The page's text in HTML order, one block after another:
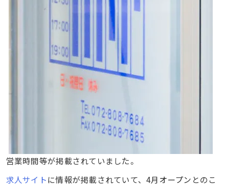
営業時間等が掲載されていました。
求人サイト に情報が掲載されていて、4月オープンとのこ